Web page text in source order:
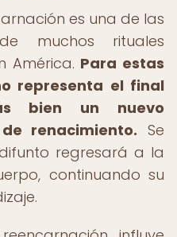
es una de las
muchos rituales
América. Para estas
representa el final
bien un nuevo
renacimiento. Se
regresará a la
continuando su